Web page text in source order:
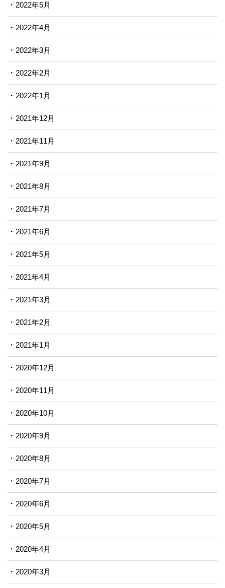
2022年5月
2022年4月
2022年3月
2022年2月
2022年1月
2021年12月
2021年11月
2021年9月
2021年8月
2021年7月
2021年6月
2021年5月
2021年4月
2021年3月
2021年2月
2021年1月
2020年12月
2020年11月
2020年10月
2020年9月
2020年8月
2020年7月
2020年6月
2020年5月
2020年4月
2020年3月